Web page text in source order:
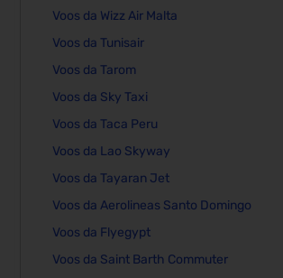
Voos da Wizz Air Malta
Voos da Tunisair
Voos da Tarom
Voos da Sky Taxi
Voos da Taca Peru
Voos da Lao Skyway
Voos da Tayaran Jet
Voos da Aerolineas Santo Domingo
Voos da Flyegypt
Voos da Saint Barth Commuter